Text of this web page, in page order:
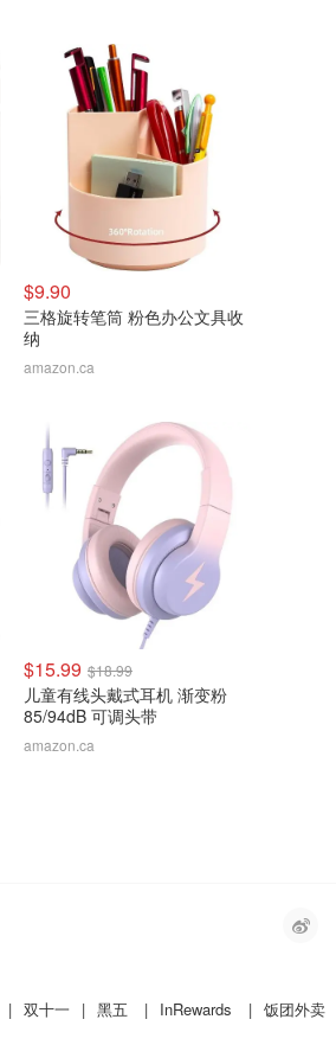
$9.90
三格旋转笔筒 粉色办公文具收
纳
amazon.ca
$15.99 $18.99
儿童有线头戴式耳机 渐变粉
85/94dB 可调头带
amazon.ca
| 双十一 | 黑五 | InRewards | 饭团外卖